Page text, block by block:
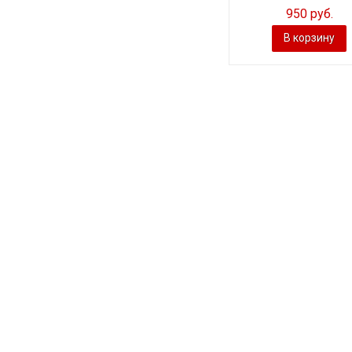
950 руб.
В корзину